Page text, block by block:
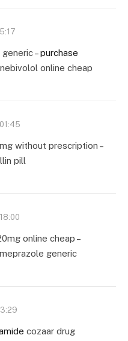
–purchase
online cheap
without prescription –
pill
online cheap –
generic
cozaar drug